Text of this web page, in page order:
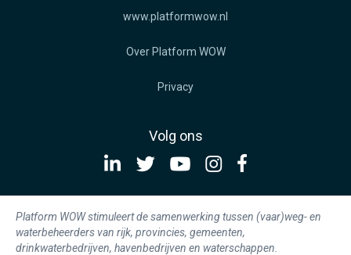
www.platformwow.nl
Over Platform WOW
Privacy
Volg ons
Platform WOW stimuleert de samenwerking tussen (vaar)weg- en
waterbeheerders van rijk, provincies, gemeenten,
drinkwaterbedrijven, havenbedrijven en waterschappen.